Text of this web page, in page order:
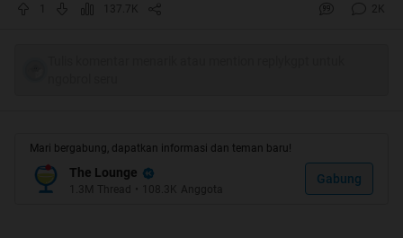
137.7K 2K
Mari bergabung, dapatkan informasi dan teman baru!
The Lounge
1.3M Thread • 108.3K Anggota
Gabung